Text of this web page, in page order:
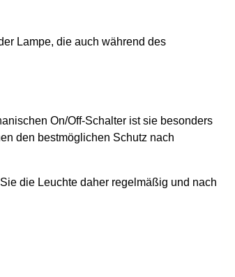
Lampe, die auch während des
On/Off-Schalter ist sie besonders
den bestmöglichen Schutz nach
die Leuchte daher regelmäßig und nach